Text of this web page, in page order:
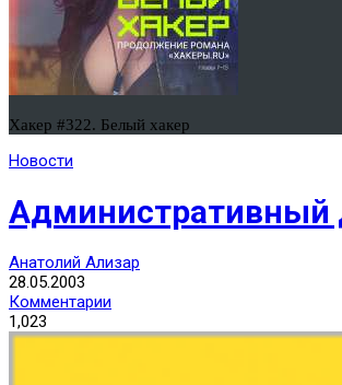
Хакер #322. Белый хакер
Новости
Административный
Анатолий Ализар
28.05.2003
Комментарии
1,023